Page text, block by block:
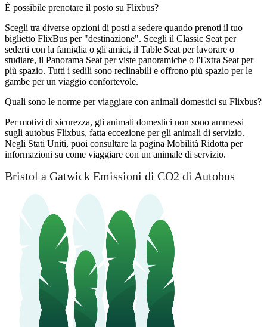
È possibile prenotare il posto su Flixbus?
Scegli tra diverse opzioni di posti a sedere quando prenoti il ​​tuo
biglietto FlixBus per "destinazione". Scegli il Classic Seat per
sederti con la famiglia o gli amici, il Table Seat per lavorare o
studiare, il Panorama Seat per viste panoramiche o l'Extra Seat per
più spazio. Tutti i sedili sono reclinabili e offrono più spazio per le
gambe per un viaggio confortevole.
Quali sono le norme per viaggiare con animali domestici su Flixbus?
Per motivi di sicurezza, gli animali domestici non sono ammessi
sugli autobus Flixbus, fatta eccezione per gli animali di servizio.
Negli Stati Uniti, puoi consultare la pagina Mobilità Ridotta per
informazioni su come viaggiare con un animale di servizio.
Bristol a Gatwick Emissioni di CO2 di Autobus